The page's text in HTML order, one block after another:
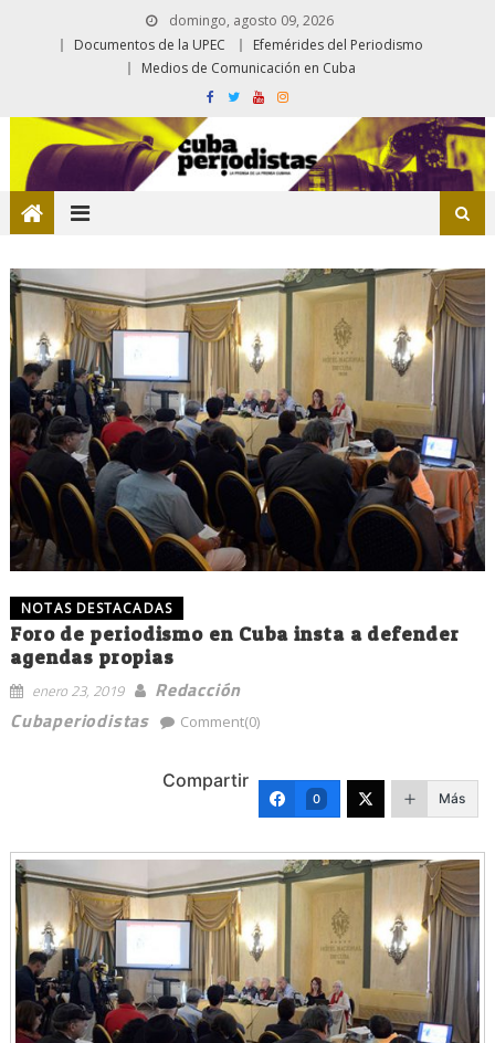
domingo, agosto 09, 2026
Documentos de la UPEC
Efemérides del Periodismo
Medios de Comunicación en Cuba
NOTAS DESTACADAS
Foro de periodismo en Cuba insta a defender
agendas propias
enero 23, 2019
Redacción
Cubaperiodistas
Comment(0)
Compartir
0 Más